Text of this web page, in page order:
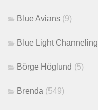
Blue Avians (9)
Blue Light Channeling
Börge Höglund (5)
Brenda (549)